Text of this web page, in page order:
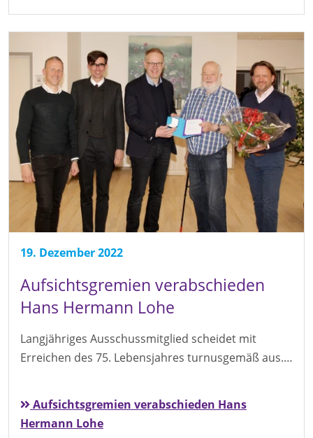
19. Dezember 2022
Aufsichtsgremien verabschieden
Hans Hermann Lohe
Langjähriges Ausschussmitglied scheidet mit
Erreichen des 75. Lebensjahres turnusgemäß aus.…
Aufsichtsgremien verabschieden Hans
Hermann Lohe